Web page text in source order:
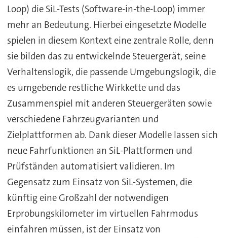
Loop) die SiL-Tests (Software-in-the-Loop) immer
mehr an Bedeutung. Hierbei eingesetzte Modelle
spielen in diesem Kontext eine zentrale Rolle, denn
sie bilden das zu entwickelnde Steuergerät, seine
Verhaltenslogik, die passende Umgebungslogik, die
es umgebende restliche Wirkkette und das
Zusammenspiel mit anderen Steuergeräten sowie
verschiedene Fahrzeugvarianten und
Zielplattformen ab. Dank dieser Modelle lassen sich
neue Fahrfunktionen an SiL-Plattformen und
Prüfständen automatisiert validieren. Im
Gegensatz zum Einsatz von SiL-Systemen, die
künftig eine Großzahl der notwendigen
Erprobungskilometer im virtuellen Fahrmodus
einfahren müssen, ist der Einsatz von